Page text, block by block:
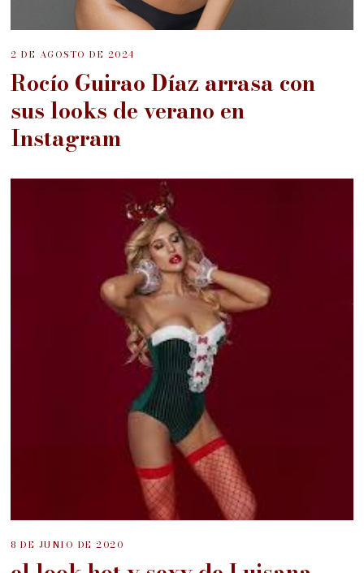
2 DE AGOSTO DE 2024
Rocío Guirao Díaz arrasa con
sus looks de verano en
Instagram
8 DE JUNIO DE 2020